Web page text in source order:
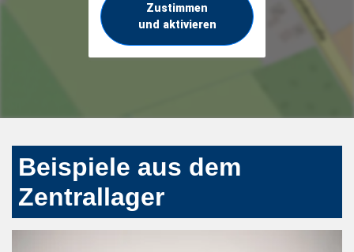
Zustimmen
und aktivieren
Beispiele aus dem
Zentrallager